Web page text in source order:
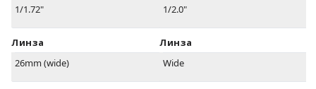
1/1.72"
Линза
26mm (wide)
1/2.0"
Линза
Wide